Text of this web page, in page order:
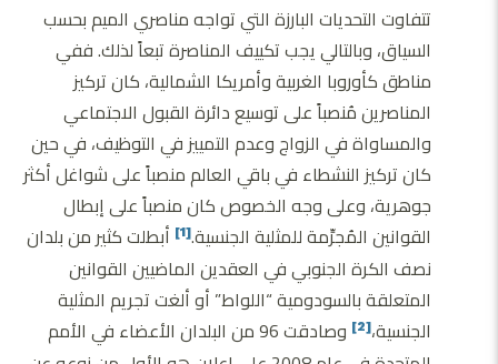
تتفاوت التحديات البارزة التي تواجه مناصري الميم بحسب
السياق، وبالتالي يجب تكييف المناصرة تبعاً لذلك. ففي
مناطق كأوروبا الغربية وأمريكا الشمالية، كان تركيز
المناصرين مُنصباً على توسيع دائرة القبول الاجتماعي
والمساواة في الزواج وعدم التمييز في التوظيف، في حين
كان تركيز النشطاء في باقي العالم منصباً على شواغل أكثر
جوهرية، وعلى وجه الخصوص كان منصباً على إبطال
القوانين المُجرِّمة للمثلية الجنسية.[1]
أبطلت كثير من بلدان
نصف الكرة الجنوبي في العقدين الماضيين القوانين
المتعلقة بالسودومية “اللواط” أو ألغت تجريم المثلية
الجنسية،[2]
وصادقت 96 من البلدان الأعضاء في الأمم